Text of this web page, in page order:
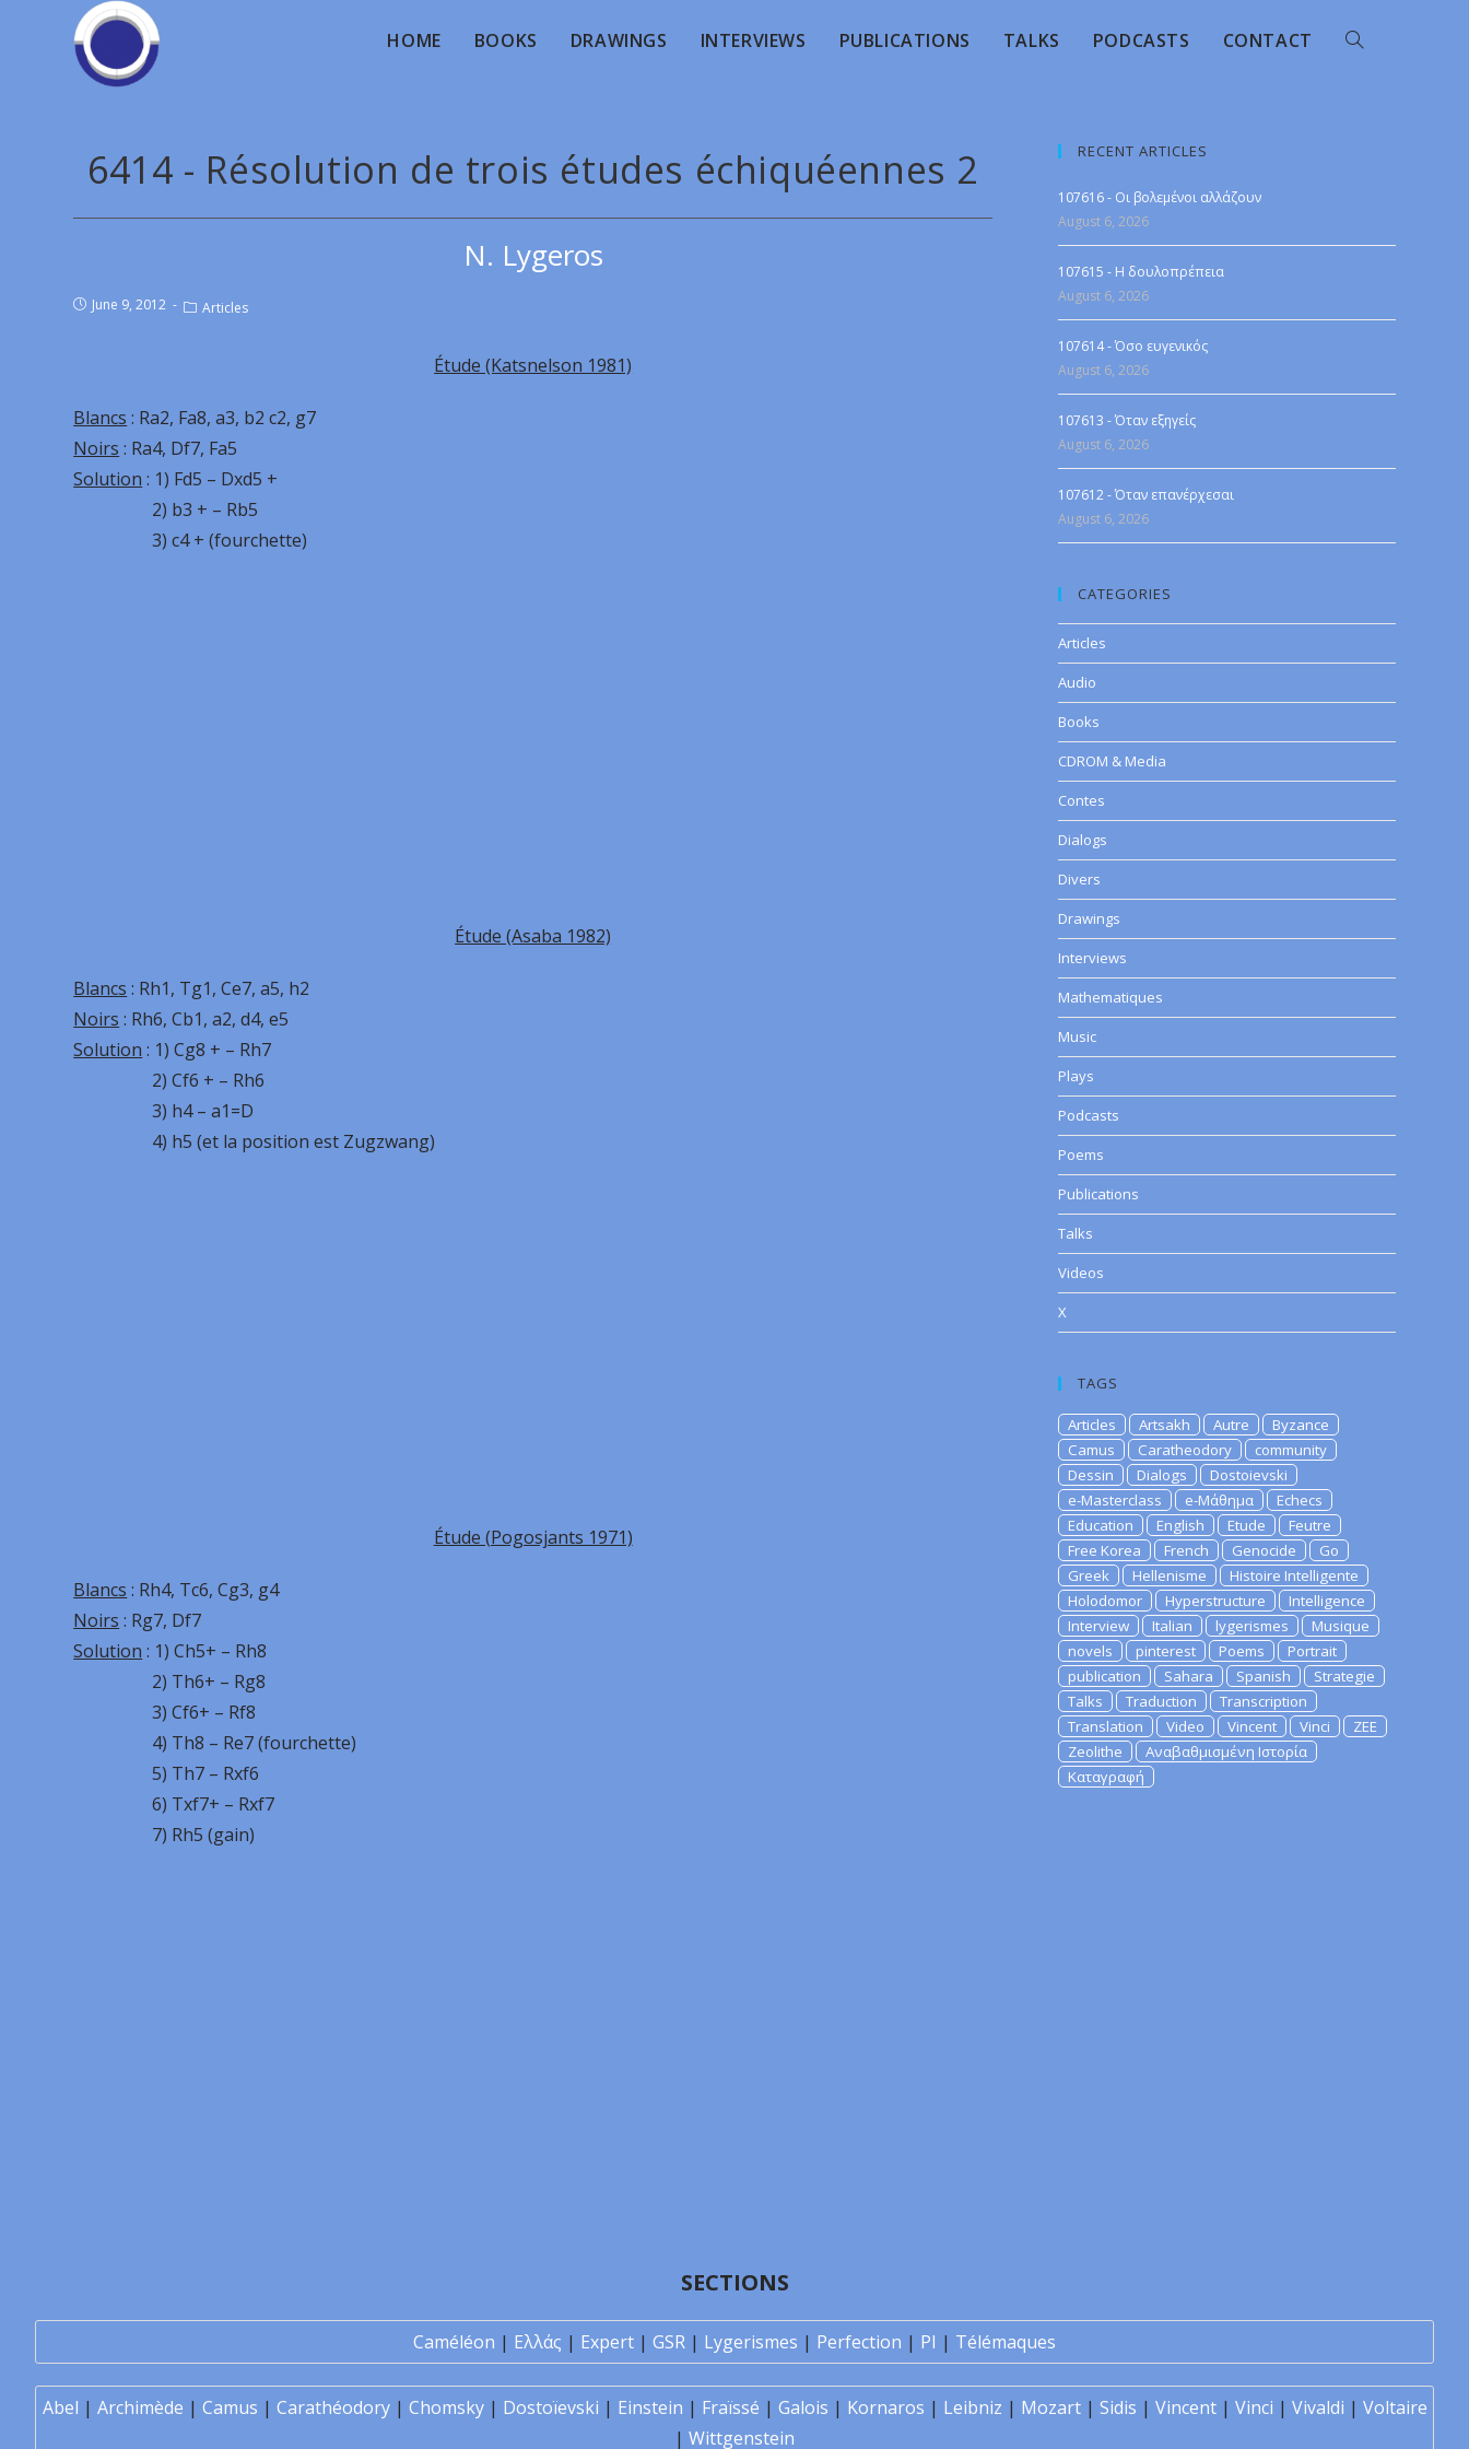
HOME BOOKS DRAWINGS INTERVIEWS PUBLICATIONS TALKS PODCASTS CONTACT
6414 - Résolution de trois études échiquéennes 2
N. Lygeros
June 9, 2012 Articles
Étude (Katsnelson 1981)
Blancs : Ra2, Fa8, a3, b2 c2, g7
Noirs : Ra4, Df7, Fa5
Solution : 1) Fd5 – Dxd5 +
2) b3 + – Rb5
3) c4 + (fourchette)
Étude (Asaba 1982)
Blancs : Rh1, Tg1, Ce7, a5, h2
Noirs : Rh6, Cb1, a2, d4, e5
Solution : 1) Cg8 + – Rh7
2) Cf6 + – Rh6
3) h4 – a1=D
4) h5 (et la position est Zugzwang)
Étude (Pogosjants 1971)
Blancs : Rh4, Tc6, Cg3, g4
Noirs : Rg7, Df7
Solution : 1) Ch5+ – Rh8
2) Th6+ – Rg8
3) Cf6+ – Rf8
4) Th8 – Re7 (fourchette)
5) Th7 – Rxf6
6) Txf7+ – Rxf7
7) Rh5 (gain)
RECENT ARTICLES
107616 - Οι βολεμένοι αλλάζουν
August 6, 2026
107615 - Η δουλοπρέπεια
August 6, 2026
107614 - Όσο ευγενικός
August 6, 2026
107613 - Όταν εξηγείς
August 6, 2026
107612 - Όταν επανέρχεσαι
August 6, 2026
CATEGORIES
Articles
Audio
Books
CDROM & Media
Contes
Dialogs
Divers
Drawings
Interviews
Mathematiques
Music
Plays
Podcasts
Poems
Publications
Talks
Videos
X
TAGS
Articles Artsakh Autre
Byzance
Camus
Caratheodory
community
Dessin
Dialogs
Dostoievski
e-Masterclass
e-Μάθημα
Echecs
Education
English Etude
Feutre
Free Korea
French Genocide
Go
Greek
Hellenisme
Histoire Intelligente
Holodomor
Hyperstructure
Intelligence
Interview
Italian lygerismes
Musique
novels
pinterest Poems
Portrait
publication
Sahara Spanish
Strategie
Talks
Traduction
Transcription
Translation
Video Vincent Vinci
ZEE
Zeolithe
Αναβαθμισμένη Ιστορία
Καταγραφή
SECTIONS
Caméléon | Ελλάς | Expert | GSR | Lygerismes | Perfection | PI | Télémaques
Abel | Archimède | Camus | Carathéodory| Chomsky| Dostoïevski | Einstein | Fraïssé | Galois | Kornaros | Leibniz | Mozart| Sidis | Vincent| Vinci | Vivaldi | Voltaire
| Wittgenstein